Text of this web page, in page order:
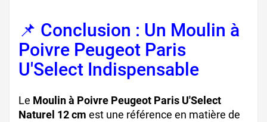
📌 Conclusion : Un Moulin à
Poivre Peugeot Paris
U'Select Indispensable
Le Moulin à Poivre Peugeot Paris U'Select
Naturel 12 cm est une référence en matière de